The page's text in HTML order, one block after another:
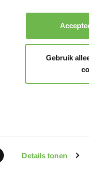
Details tonen
Gebruik
Boeken